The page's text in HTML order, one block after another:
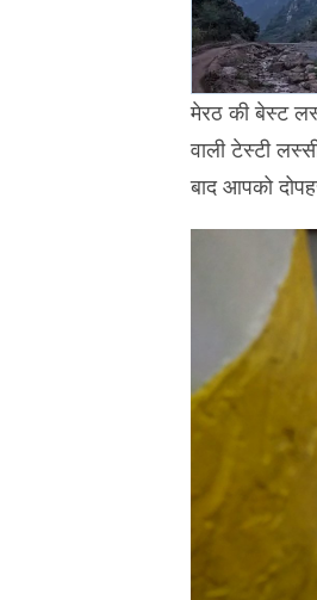
मेरठ की बेस्ट
वाली टेस्टी
बाद आपको